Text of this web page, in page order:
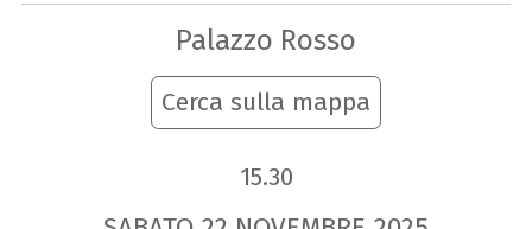
Palazzo Rosso
Cerca sulla mappa
15.30